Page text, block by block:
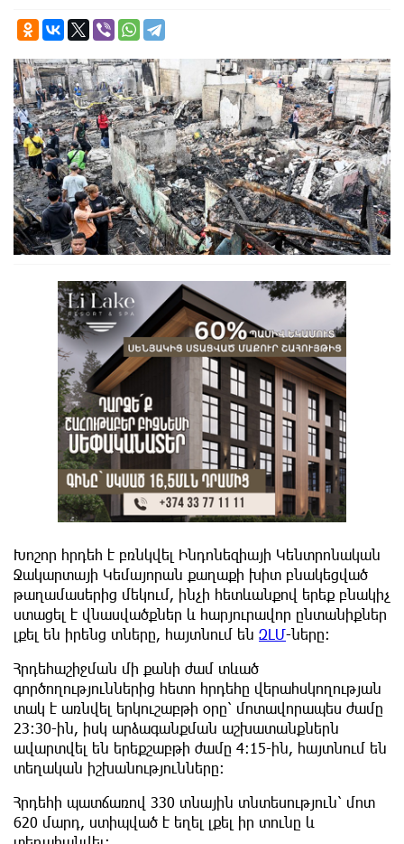
Խոշոր հրդեհ է բռնկվել Ինդոնեզիայի Կենտրոնական
Ջակարտայի Կեմայորան քաղաքի խիտ բնակեցված
թաղամասերից մեկում, ինչի հետևանքով երեք բնակիչ
ստացել է վնասվածքներ և հարյուրավոր ընտանիքներ
լքել են իրենց տները, հայտնում են ԶԼՄ-ները:
Հրդեհաշիջման մի քանի ժամ տևած
գործողություններից հետո հրդեհը վերահսկողության
տակ է առնվել երկուշաբթի օրը՝ մոտավորապես ժամը
23:30-ին, իսկ արձագանքման աշխատանքներն
ավարտվել են երեքշաբթի ժամը 4:15-ին, հայտնում են
տեղական իշխանությունները:
Հրդեհի պատճառով 330 տնային տնտեսություն՝ մոտ
620 մարդ, ստիպված է եղել լքել իր տունը և